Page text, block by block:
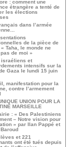
: comment une
étrangère a tenté de
les élections
dans l’armée
de la pièce de
Taha, le monde ne
de moi »
israéliens et
intensifs sur la
Gaza le lundi 15 juin
manifestation pour la
contre l’armement
UNION POUR LA
MARSEILLE
: « Des Palestiniens
– Notre vision pour
» par Ilan Pappé et
et 221
ont été tués depuis